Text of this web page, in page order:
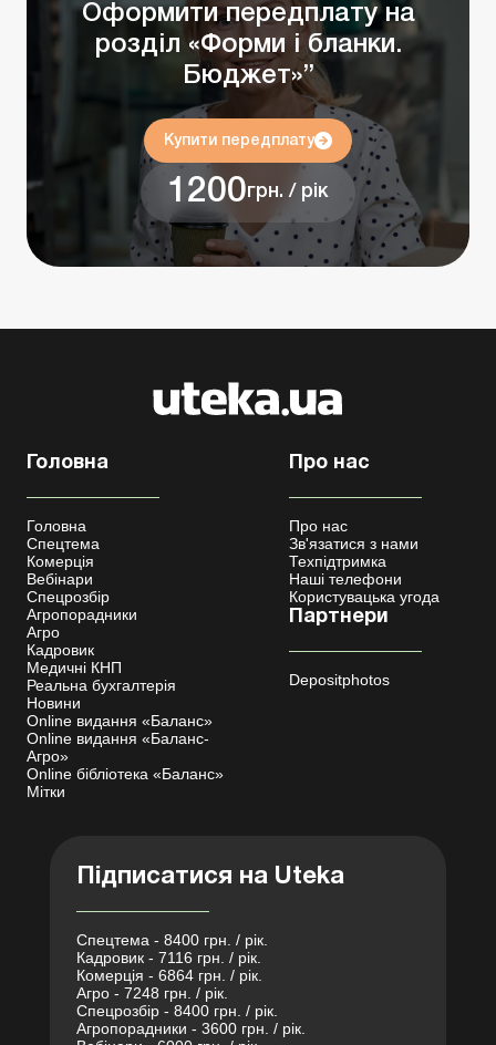
Оформити передплату на
розділ «Форми і бланки.
Бюджет»”
Купити передплату
1200грн. / рік
Головна
Головна
Спецтема
Комерція
Вебінари
Спецрозбір
Агропорадники
Агро
Кадровик
Медичні КНП
Реальна бухгалтерія
Новини
Online видання «Баланс»
Online видання «Баланс-
Агро»
Online бібліотека «Баланс»
Мітки
Про нас
Про нас
Зв'язатися з нами
Техпідтримка
Наші телефони
Користувацька угода
Партнери
Depositphotos
Підписатися на Uteka
Спецтема - 8400 грн. / рік.
Кадровик - 7116 грн. / рік.
Комерція - 6864 грн. / рік.
Агро - 7248 грн. / рік.
Спецрозбір - 8400 грн. / рік.
Агропорадники - 3600 грн. / рік.